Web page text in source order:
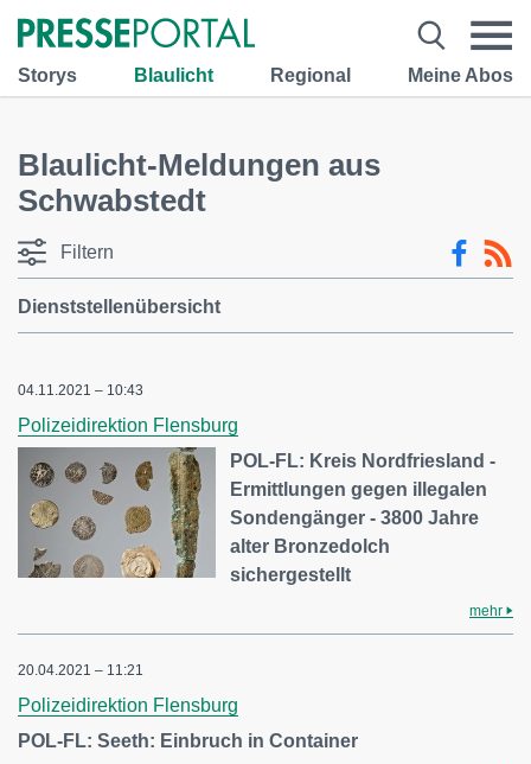
Storys Blaulicht Regional Meine Abos
Blaulicht-Meldungen aus
Schwabstedt
Filtern
Dienststellenübersicht
04.11.2021 – 10:43
Polizeidirektion Flensburg
POL-FL: Kreis Nordfriesland -
Ermittlungen gegen illegalen
Sondengänger - 3800 Jahre
alter Bronzedolch
sichergestellt
mehr
20.04.2021 – 11:21
Polizeidirektion Flensburg
POL-FL: Seeth: Einbruch in Container